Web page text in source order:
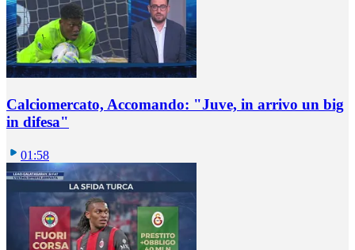
Calciomercato, Accomando: "Juve, in arrivo un big
in difesa"
01:58